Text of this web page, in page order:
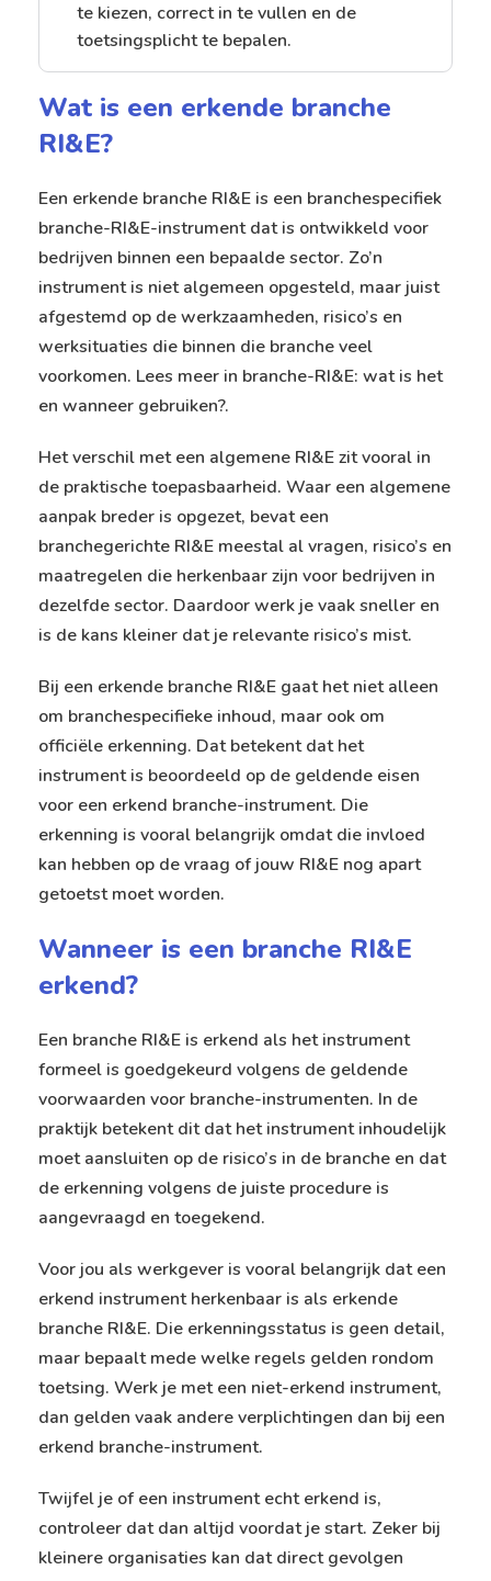
te kiezen, correct in te vullen en de
toetsingsplicht te bepalen.
Wat is een erkende branche
RI&E?
Een erkende branche RI&E is een branchespecifiek
branche-RI&E-instrument dat is ontwikkeld voor
bedrijven binnen een bepaalde sector. Zo’n
instrument is niet algemeen opgesteld, maar juist
afgestemd op de werkzaamheden, risico’s en
werksituaties die binnen die branche veel
voorkomen. Lees meer in branche-RI&E: wat is het
en wanneer gebruiken?.
Het verschil met een algemene RI&E zit vooral in
de praktische toepasbaarheid. Waar een algemene
aanpak breder is opgezet, bevat een
branchegerichte RI&E meestal al vragen, risico’s en
maatregelen die herkenbaar zijn voor bedrijven in
dezelfde sector. Daardoor werk je vaak sneller en
is de kans kleiner dat je relevante risico’s mist.
Bij een erkende branche RI&E gaat het niet alleen
om branchespecifieke inhoud, maar ook om
officiële erkenning. Dat betekent dat het
instrument is beoordeeld op de geldende eisen
voor een erkend branche-instrument. Die
erkenning is vooral belangrijk omdat die invloed
kan hebben op de vraag of jouw RI&E nog apart
getoetst moet worden.
Wanneer is een branche RI&E
erkend?
Een branche RI&E is erkend als het instrument
formeel is goedgekeurd volgens de geldende
voorwaarden voor branche-instrumenten. In de
praktijk betekent dit dat het instrument inhoudelijk
moet aansluiten op de risico’s in de branche en dat
de erkenning volgens de juiste procedure is
aangevraagd en toegekend.
Voor jou als werkgever is vooral belangrijk dat een
erkend instrument herkenbaar is als erkende
branche RI&E. Die erkenningsstatus is geen detail,
maar bepaalt mede welke regels gelden rondom
toetsing. Werk je met een niet-erkend instrument,
dan gelden vaak andere verplichtingen dan bij een
erkend branche-instrument.
Twijfel je of een instrument echt erkend is,
controleer dat dan altijd voordat je start. Zeker bij
kleinere organisaties kan dat direct gevolgen